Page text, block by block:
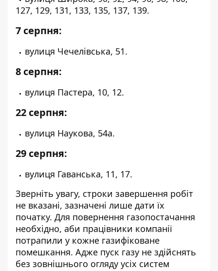
127, 129, 131, 133, 135, 137, 139.
7 серпня:
вулиця Чечелівська, 51.
8 серпня:
вулиця Пастера, 10, 12.
22 серпня:
вулиця Наукова, 54а.
29 серпня:
вулиця Гаванська, 11, 17.
Зверніть увагу, строки завершення робіт
не вказані, зазначені лише дати їх
початку. Для повернення газопостачання
необхідно, аби працівники компанії
потрапили у кожне газифіковане
помешкання. Адже пуск газу не здійснять
без зовнішнього огляду усіх систем